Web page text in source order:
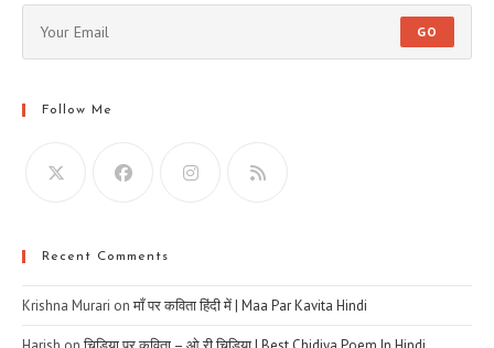
GO
Follow Me
Recent Comments
Krishna Murari onमाँ पर कविता हिंदी में | Maa Par Kavita Hindi